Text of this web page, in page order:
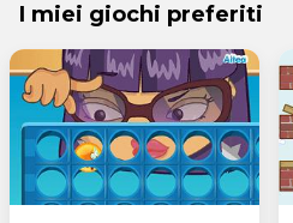
I miei giochi preferiti